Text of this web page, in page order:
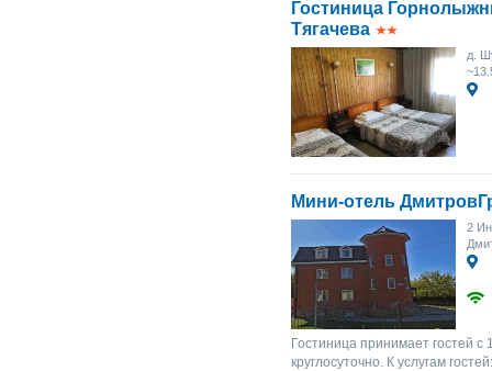
Гостиница
Тягачева
д.
Мини-отель
2
Гостиница принимает гостей
круглосуточно. К услугам